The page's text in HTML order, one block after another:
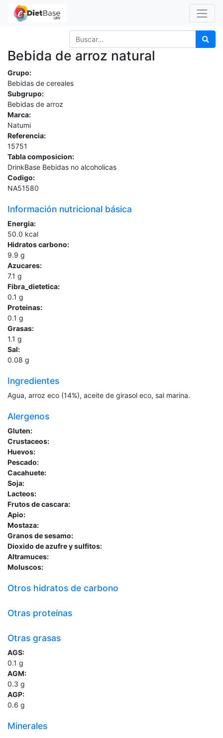
Bebida de arroz natural
Grupo:
Bebidas de cereales
Subgrupo:
Bebidas de arroz
Marca:
Natumi
Referencia:
15751
Tabla composicion:
DrinkBase Bebidas no alcoholicas
Codigo:
NA51580
Información nutricional básica
Energia:
50.0 kcal
Hidratos carbono:
9.9 g
Azucares:
7.1 g
Fibra_dietetica:
0.1 g
Proteinas:
0.1 g
Grasas:
1.1 g
Sal:
0.08 g
Ingredientes
Agua, arroz eco (14%), aceite de girasol eco, sal marina.
Alergenos
Gluten:
Crustaceos:
Huevos:
Pescado:
Cacahuete:
Soja:
Lacteos:
Frutos de cascara:
Apio:
Mostaza:
Granos de sesamo:
Dioxido de azufre y sulfitos:
Altramuces:
Moluscos:
Otros hidratos de carbono
Otras proteinas
Otras grasas
AGS:
0.1 g
AGM:
0.3 g
AGP:
0.6 g
Minerales